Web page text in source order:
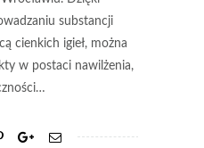
substancji
cienkich igieł, można
w postaci nawilżenia,